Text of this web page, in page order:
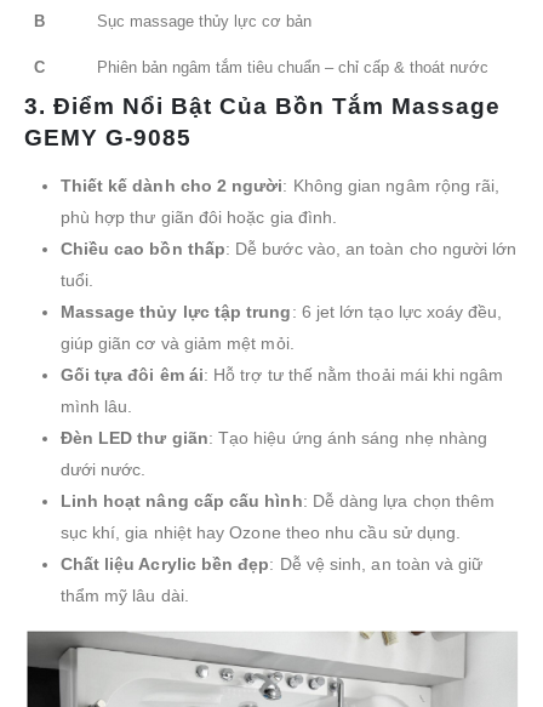
B Sục massage thủy lực cơ bản
C Phiên bản ngâm tắm tiêu chuẩn – chỉ cấp & thoát nước
3. Điểm Nổi Bật Của Bồn Tắm Massage
GEMY G-9085
Thiết kế dành cho 2 người: Không gian ngâm rộng rãi,
phù hợp thư giãn đôi hoặc gia đình.
Chiều cao bồn thấp: Dễ bước vào, an toàn cho người lớn
tuổi.
Massage thủy lực tập trung: 6 jet lớn tạo lực xoáy đều,
giúp giãn cơ và giảm mệt mỏi.
Gối tựa đôi êm ái: Hỗ trợ tư thế nằm thoải mái khi ngâm
mình lâu.
Đèn LED thư giãn: Tạo hiệu ứng ánh sáng nhẹ nhàng
dưới nước.
Linh hoạt nâng cấp cấu hình: Dễ dàng lựa chọn thêm
sục khí, gia nhiệt hay Ozone theo nhu cầu sử dụng.
Chất liệu Acrylic bền đẹp: Dễ vệ sinh, an toàn và giữ
thẩm mỹ lâu dài.